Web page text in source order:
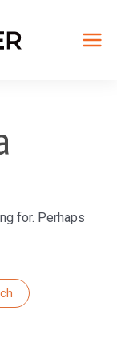
for. Perhaps